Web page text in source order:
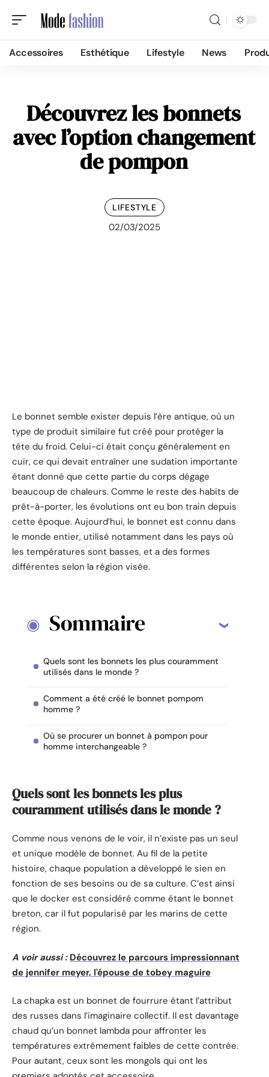
Accessoires Esthétique Lifestyle News
Découvrez les bonnets
avec l’option changement
de pompon
LIFESTYLE
02/03/2025
Le bonnet semble exister depuis l’ère antique, où un
type de produit similaire fut créé pour protéger la
tête du froid. Celui-ci était conçu généralement en
cuir, ce qui devait entraîner une sudation importante
étant donné que cette partie du corps dégage
beaucoup de chaleurs. Comme le reste des habits de
prêt-à-porter, les évolutions ont eu bon train depuis
cette époque. Aujourd’hui, le bonnet est connu dans
le monde entier, utilisé notamment dans les pays où
les températures sont basses, et a des formes
différentes selon la région visée.
Sommaire
Quels sont les bonnets les plus couramment
utilisés dans le monde ?
Comment a été créé le bonnet pompom
homme ?
Où se procurer un bonnet à pompon pour
homme interchangeable ?
Quels sont les bonnets les plus
couramment utilisés dans le monde ?
Comme nous venons de le voir, il n’existe pas un seul
et unique modèle de bonnet. Au fil de la petite
histoire, chaque population a développé le sien en
fonction de ses besoins ou de sa culture. C’est ainsi
que le docker est considéré comme étant le bonnet
breton, car il fut popularisé par les marins de cette
région.
A voir aussi : Découvrez le parcours impressionnant
de jennifer meyer, l'épouse de tobey maguire
La chapka est un bonnet de fourrure étant l’attribut
des russes dans l’imaginaire collectif. Il est davantage
chaud qu’un bonnet lambda pour affronter les
températures extrêmement faibles de cette contrée.
Pour autant, ceux sont les mongols qui ont les